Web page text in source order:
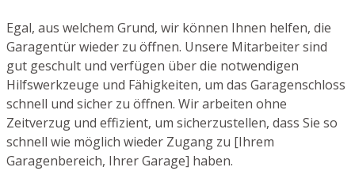
Egal, aus welchem Grund, wir können Ihnen helfen, die
Garagentür wieder zu öffnen. Unsere Mitarbeiter sind
gut geschult und verfügen über die notwendigen
Hilfswerkzeuge und Fähigkeiten, um das Garagenschloss
schnell und sicher zu öffnen. Wir arbeiten ohne
Zeitverzug und effizient, um sicherzustellen, dass Sie so
schnell wie möglich wieder Zugang zu [Ihrem
Garagenbereich, Ihrer Garage] haben.